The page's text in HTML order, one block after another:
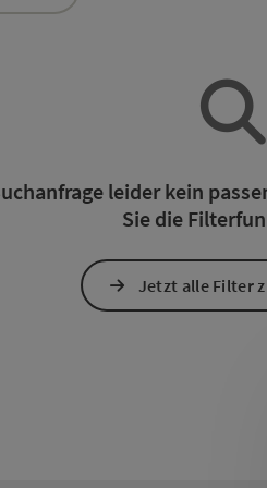
leider kein
Sie die
Jetzt alle Filter